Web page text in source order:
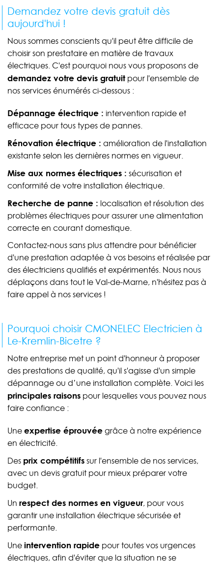
Demandez votre devis gratuit dès
aujourd'hui !
Nous sommes conscients qu'il peut être difficile de
choisir son prestataire en matière de travaux
électriques. C'est pourquoi nous vous proposons de
demandez votre devis gratuit pour l'ensemble de
nos services énumérés ci-dessous :
Dépannage électrique : intervention rapide et
efficace pour tous types de pannes.
Rénovation électrique : amélioration de l'installation
existante selon les dernières normes en vigueur.
Mise aux normes électriques : sécurisation et
conformité de votre installation électrique.
Recherche de panne : localisation et résolution des
problèmes électriques pour assurer une alimentation
correcte en courant domestique.
Contactez-nous sans plus attendre pour bénéficier
d'une prestation adaptée à vos besoins et réalisée par
des électriciens qualifiés et expérimentés. Nous nous
déplaçons dans tout le Val-de-Marne, n'hésitez pas à
faire appel à nos services !
Pourquoi choisir CMONELEC Electricien à
Le-Kremlin-Bicetre ?
Notre entreprise met un point d'honneur à proposer
des prestations de qualité, qu'il s'agisse d'un simple
dépannage ou d’une installation complète. Voici les
principales raisons pour lesquelles vous pouvez nous
faire confiance :
Uneexpertise éprouvéegrâce à notre expérience
en électricité.
Des prix compétitifssur l'ensemble de nos services,
avec un devis gratuit pour mieux préparer votre
budget.
Un respect des normes en vigueur, pour vous
garantir une installation électrique sécurisée et
performante.
Uneintervention rapide pour toutes vos urgences
électriques, afin d'éviter que la situation ne se